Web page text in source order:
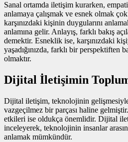
Sanal ortamda iletişim kurarken,
anlamaya çalışmak ve esnek olmak
karşınızdaki kişinin duygularını
anlamına gelir. Anlayış, farklı bakış
demektir. Esneklik ise, karşınızdaki
yaşadığınızda, farklı bir perspektiften
olmaktır.
Dijital İletişimin
Dijital iletişim, teknolojinin gelişmesiyle
vazgeçilmez bir parçası haline
etkileri ise oldukça önemlidir. Dijital
inceleyerek, teknolojinin insanlar
anlamak mümkündür.